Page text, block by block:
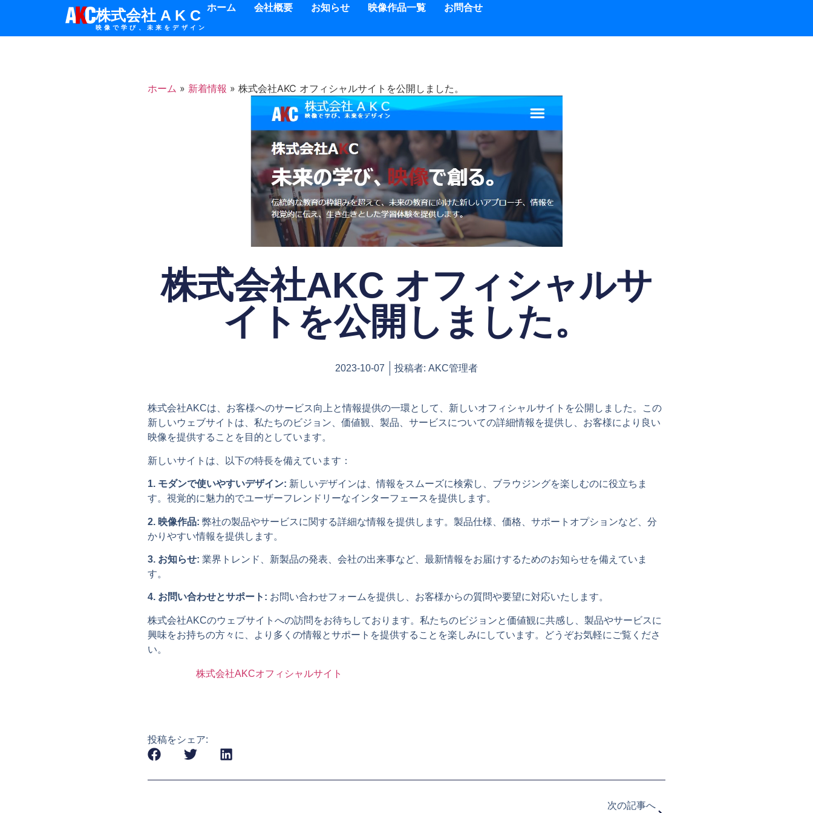
株式会社 A K C
映像で学び、未来をデザイン
ホーム 会社概要 お知らせ 映像作品一覧 お問合せ
ホーム » 新着情報 » 株式会社AKC オフィシャルサイトを公開しました。
株式会社AKC オフィシャルサ
イトを公開しました。
2023-10-07 投稿者: AKC管理者
株式会社AKCは、お客様へのサービス向上と情報提供の一環として、新しいオフィシャルサイトを公開しました。この
新しいウェブサイトは、私たちのビジョン、価値観、製品、サービスについての詳細情報を提供し、お客様により良い
映像を提供することを目的としています。
新しいサイトは、以下の特長を備えています：
1. モダンで使いやすいデザイン: 新しいデザインは、情報をスムーズに検索し、ブラウジングを楽しむのに役立ちま
す。視覚的に魅力的でユーザーフレンドリーなインターフェースを提供します。
2. 映像作品: 弊社の製品やサービスに関する詳細な情報を提供します。製品仕様、価格、サポートオプションなど、分
かりやすい情報を提供します。
3. お知らせ: 業界トレンド、新製品の発表、会社の出来事など、最新情報をお届けするためのお知らせを備えていま
す。
4. お問い合わせとサポート: お問い合わせフォームを提供し、お客様からの質問や要望に対応いたします。
株式会社AKCのウェブサイトへの訪問をお待ちしております。私たちのビジョンと価値観に共感し、製品やサービスに
興味をお持ちの方々に、より多くの情報とサポートを提供することを楽しみにしています。どうぞお気軽にご覧くださ
い。
株式会社AKCオフィシャルサイト
投稿をシェア:
次の記事へ